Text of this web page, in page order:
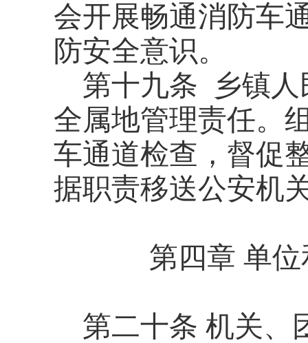
会开展畅通消防车
防安全意识。
第十九条 乡镇
全属地管理责任。
车通道检查，督促
据职责移送公安机
第四章 单
第二十条 机关、